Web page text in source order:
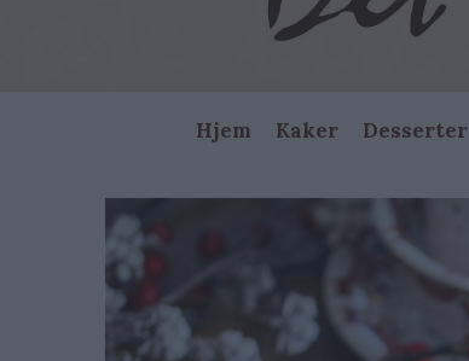
Main
navigation
Hjem Kaker Desserter